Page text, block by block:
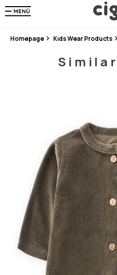
En Uygun
300₺ ve Üzeri
Homepage Kıds Wear Products